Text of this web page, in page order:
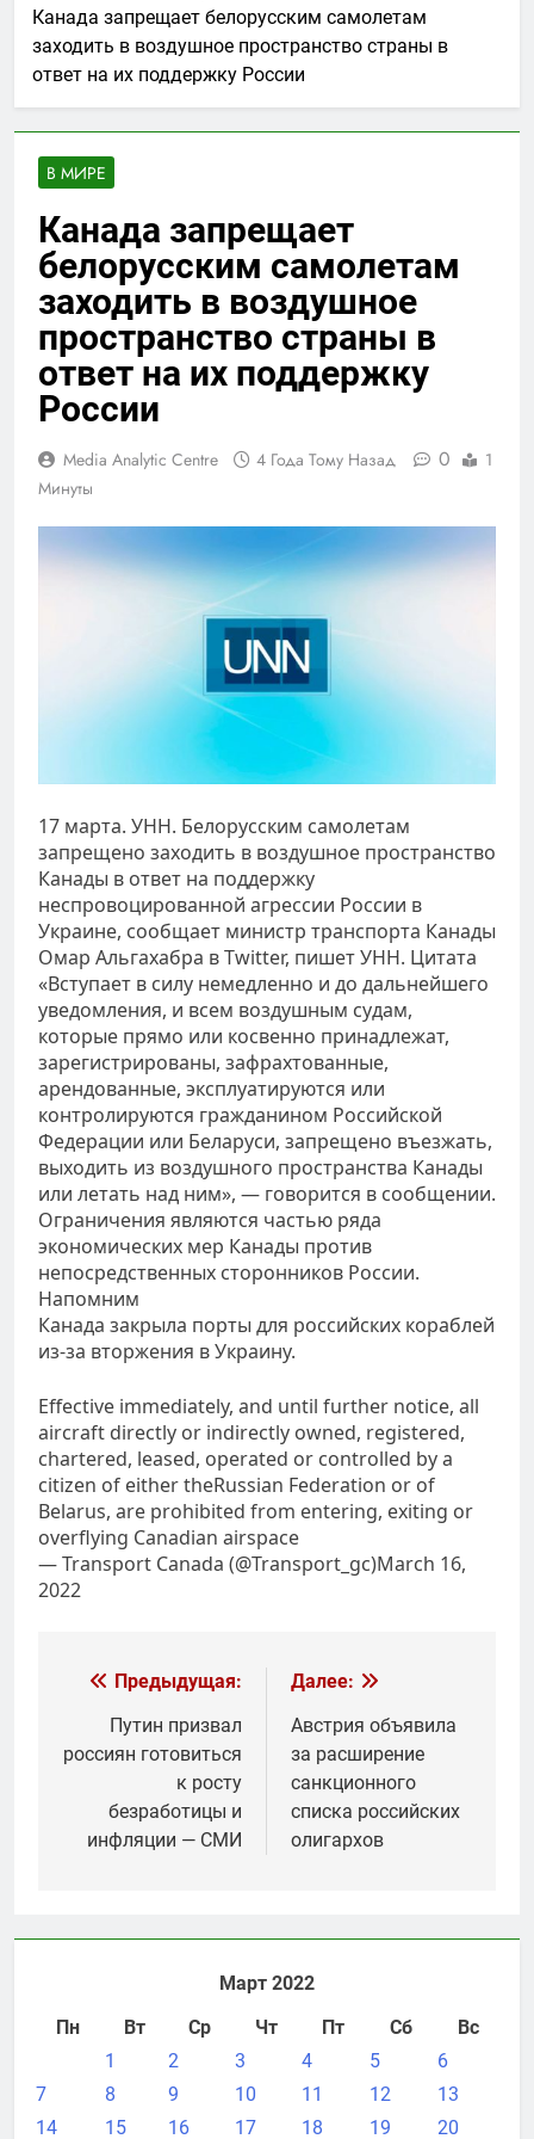
Канада запрещает белорусским самолетам
заходить в воздушное пространство страны в
ответ на их поддержку России
В МИРЕ
Канада запрещает
белорусским самолетам
заходить в воздушное
пространство страны в
ответ на их поддержку
России
Media Analytic Centre 4 Года Тому Назад 0
1
Минуты
17 марта. УНН. Белорусским самолетам
запрещено заходить в воздушное пространство
Канады в ответ на поддержку
неспровоцированной агрессии России в
Украине, сообщает министр транспорта Канады
Омар Альгахабра в Twitter, пишет УНН. Цитата
«Вступает в силу немедленно и до дальнейшего
уведомления, и всем воздушным судам,
которые прямо или косвенно принадлежат,
зарегистрированы, зафрахтованные,
арендованные, эксплуатируются или
контролируются гражданином Российской
Федерации или Беларуси, запрещено въезжать,
выходить из воздушного пространства Канады
или летать над ним», — говорится в сообщении.
Ограничения являются частью ряда
экономических мер Канады против
непосредственных сторонников России.
Напомним
Канада закрыла порты для российских кораблей
из-за вторжения в Украину.
Effective immediately, and until further notice, all
aircraft directly or indirectly owned, registered,
chartered, leased, operated or controlled by a
citizen of either theRussian Federation or of
Belarus, are prohibited from entering, exiting or
overflying Canadian airspace
— Transport Canada (@Transport_gc)March 16,
2022
Навигация
записям
Предыдущая:
Путин призвал
россиян готовиться
к росту
безработицы и
инфляции — СМИ
Далее:
Австрия объявила
за расширение
санкционного
списка российских
олигархов
Март 2022
Пн
Вт Ср Чт Пт Сб
Вс
1
2 3 4 5
6
7
8 9 10 11 12
13
14
15 16 17 18 19 20